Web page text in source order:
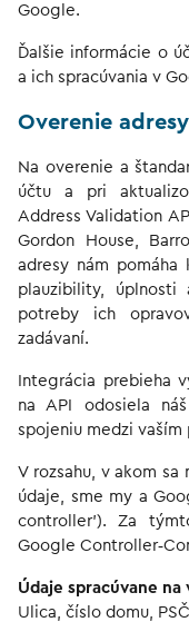
Google.
Ďalšie informácie o
a ich spracúvania v
Overenie
Na overenie a
účtu a pri
Address Validation
Gordon House,
adresy nám pomáha
plauzibility, úplnosti
potreby ich
zadávaní.
Integrácia prebieha
na API odosiela
spojeniu medzi vaším
V rozsahu, v akom sa
údaje, sme my a
controller'). Za
Google
Údaje spracúvane na
Ulica, číslo domu,